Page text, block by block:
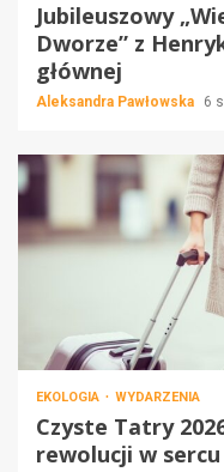
Jubileuszowy
Dworze” z
głównej
Aleksandra Pawłowska 6
EKOLOGIA WYDARZENIA
Czyste Tatry
rewolucji w